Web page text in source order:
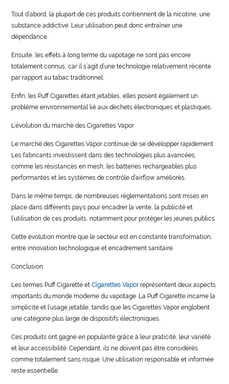
Tout d’abord, la plupart de ces produits contiennent de la nicotine, une
substance addictive. Leur utilisation peut donc entraîner une
dépendance.
Ensuite, les effets à long terme du vapotage ne sont pas encore
totalement connus, car il s’agit d’une technologie relativement récente
par rapport au tabac traditionnel.
Enfin, les Puff Cigarettes étant jetables, elles posent également un
problème environnemental lié aux déchets électroniques et plastiques.
L’évolution du marché des Cigarettes Vapor
Le marché des Cigarettes Vapor continue de se développer rapidement.
Les fabricants investissent dans des technologies plus avancées,
comme les résistances en mesh, les batteries rechargeables plus
performantes et les systèmes de contrôle d’airflow améliorés.
Dans le même temps, de nombreuses réglementations sont mises en
place dans différents pays pour encadrer la vente, la publicité et
l’utilisation de ces produits, notamment pour protéger les jeunes publics.
Cette évolution montre que le secteur est en constante transformation,
entre innovation technologique et encadrement sanitaire.
Conclusion
Les termes Puff Cigarette et Cigarettes Vaporreprésentent deux aspects
importants du monde moderne du vapotage. La Puff Cigarette incarne la
simplicité et l’usage jetable, tandis que les Cigarettes Vapor englobent
une catégorie plus large de dispositifs électroniques.
Ces produits ont gagné en popularité grâce à leur praticité, leur variété
et leur accessibilité. Cependant, ils ne doivent pas être considérés
comme totalement sans risque. Une utilisation responsable et informée
reste essentielle.